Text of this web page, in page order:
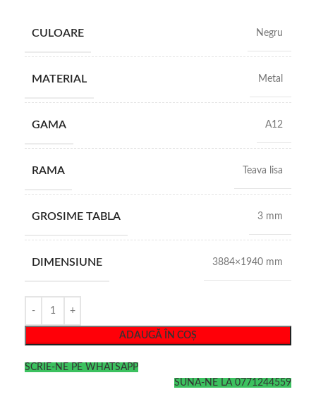
CULOARE Negru
MATERIAL Metal
GAMA A12
RAMA Teava lisa
GROSIME TABLA 3 mm
DIMENSIUNE 3884×1940 mm
ADAUGĂ ÎN COȘ
SCRIE-NE PE WHATSAPP
SUNA-NE LA 0771244559